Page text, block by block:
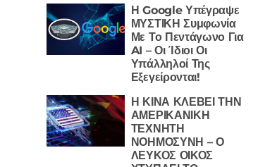
Η Google Υπέγραψε
ΜΥΣΤΙΚΗ Συμφωνία
Με Το Πεντάγωνο Για
AI – Οι Ίδιοι Οι
Υπάλληλοί Της
Εξεγείρονται!
Η ΚΙΝΑ ΚΛΕΒΕΙ ΤΗΝ
ΑΜΕΡΙΚΑΝΙΚΗ
ΤΕΧΝΗΤΗ
ΝΟΗΜΟΣΥΝΗ – Ο
ΛΕΥΚΟΣ ΟΙΚΟΣ